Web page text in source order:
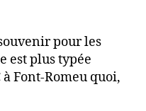
pour les
est plus typée
Font-Romeu quoi,